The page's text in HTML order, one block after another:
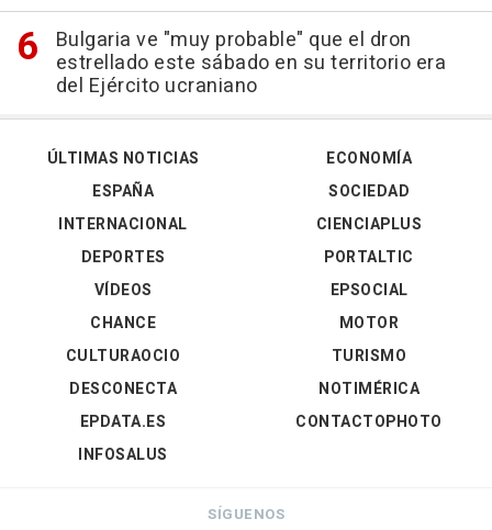
Bulgaria ve "muy probable" que el dron
estrellado este sábado en su territorio era
del Ejército ucraniano
ÚLTIMAS NOTICIAS
ESPAÑA
INTERNACIONAL
DEPORTES
VÍDEOS
ECONOMÍA
SOCIEDAD
CIENCIAPLUS
PORTALTIC
EPSOCIAL
CHANCE
CULTURAOCIO
DESCONECTA
EPDATA.ES
INFOSALUS
MOTOR
TURISMO
NOTIMÉRICA
CONTACTOPHOTO
SÍGUENOS